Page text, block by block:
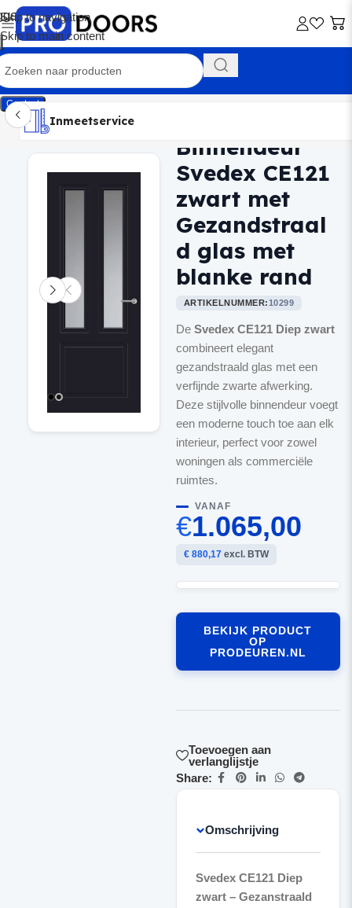
Skip to navigation
Skip to main content
Contact
Inmeetservice
Montageservice
Advies op maat
Showroom
Inmeetservice
Binnendeur
Svedex CE121
zwart met
Gezandstraal
d glas met
blanke rand
ARTIKELNUMMER:10299
De Svedex CE121 Diep zwart
combineert elegant
gezandstraald glas met een
verfijnde zwarte afwerking.
Deze stijlvolle binnendeur voegt
een moderne touch toe aan elk
interieur, perfect voor zowel
woningen als commerciële
ruimtes.
VANAF
€1.065,00
€ 880,17excl. BTW
BEKIJK PRODUCT
OP
PRODEUREN.NL
Toevoegen aan
verlanglijstje
Share:
Omschrijving
Svedex CE121 Diep
zwart – Gezanstraald